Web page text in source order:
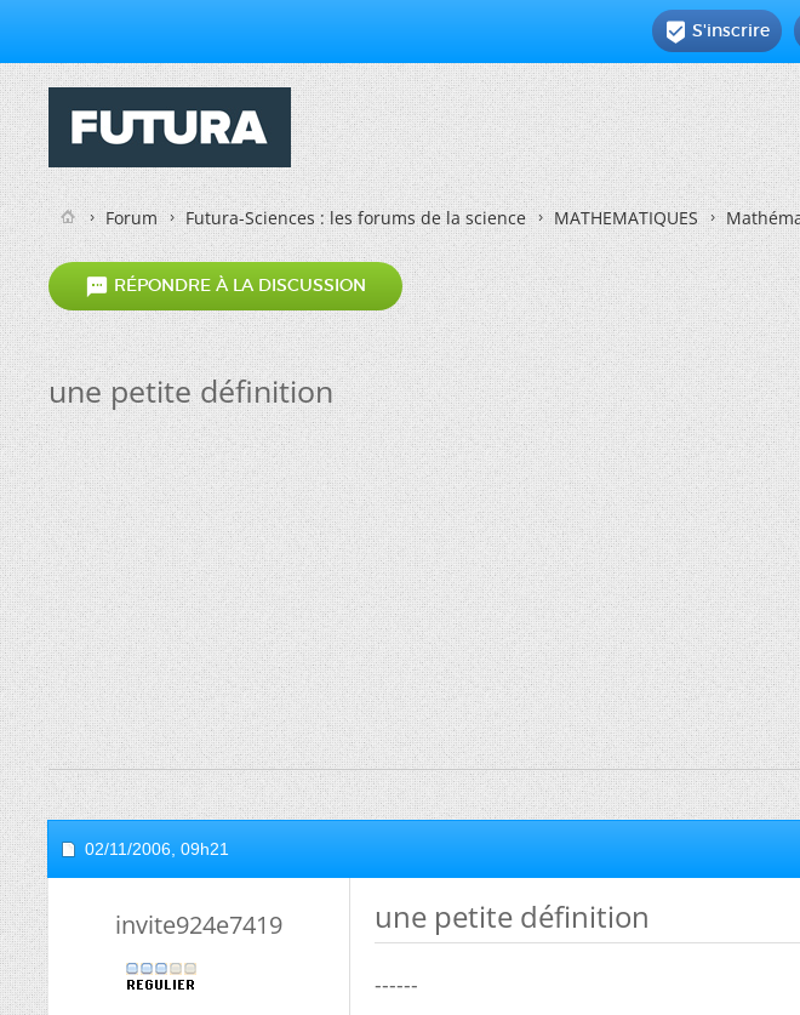
 S'inscrire
Forum Futura-Sciences : les forums de la science MATHEMATIQUES
 RÉPONDRE À LA DISCUSSION
une petite définition
02/11/2006, 09h21
invite924e7419 une petite définition
------